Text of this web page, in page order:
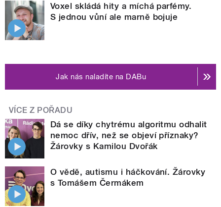
Voxel skládá hity a míchá parfémy.
S jednou vůní ale marně bojuje
Jak nás naladíte na DABu
VÍCE Z POŘADU
Dá se díky chytrému algoritmu odhalit
nemoc dřív, než se objeví příznaky?
Žárovky s Kamilou Dvořák
O vědě, autismu i háčkování. Žárovky
s Tomášem Čermákem